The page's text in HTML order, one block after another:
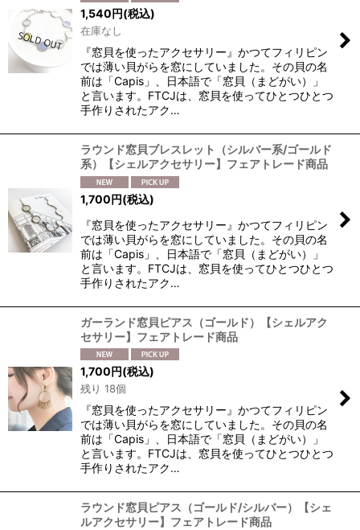
1,540円(税込)
在庫なし
『窓貝を使ったアクセサリー』かつてフィリピン
では薄い貝がらを窓にしていました。その貝の名
前は「Capis」、日本語で「窓貝（まどがい）」
と言います。FTCJは、窓貝を使ってひとつひとつ
手作りされたアク…
ラウンド窓貝ブレスレット（シルバー系/ゴールド
系）【シェルアクセサリー】フェアトレード商品
1,700円(税込)
『窓貝を使ったアクセサリー』かつてフィリピン
では薄い貝がらを窓にしていました。その貝の名
前は「Capis」、日本語で「窓貝（まどがい）」
と言います。FTCJは、窓貝を使ってひとつひとつ
手作りされたアク…
ガーランド窓貝ピアス（ゴールド）【シェルアク
セサリー】フェアトレード商品
1,700円(税込)
残り 18個
『窓貝を使ったアクセサリー』かつてフィリピン
では薄い貝がらを窓にしていました。その貝の名
前は「Capis」、日本語で「窓貝（まどがい）」
と言います。FTCJは、窓貝を使ってひとつひとつ
手作りされたアク…
ラウンド窓貝ピアス（ゴールド/シルバー）【シェ
ルアクセサリー】フェアトレード商品